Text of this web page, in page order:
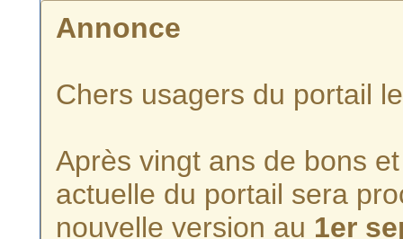
Annonce
Chers usagers du portail
Après vingt ans de bons
actuelle du portail sera
nouvelle version au 1er